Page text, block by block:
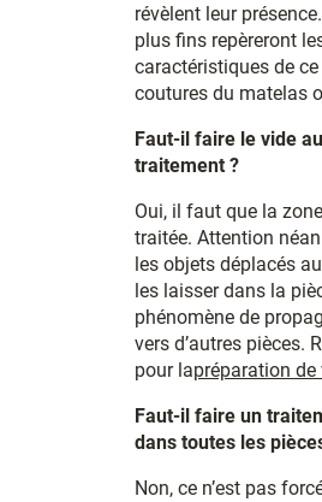
révèlent leur
plus fins repèreront
caractéristiques de
coutures du matelas
Faut-il faire le vide
traitement ?
Oui, il faut que la
traitée. Attention
les objets déplacés
les laisser dans la
phénomène de
vers d’autres pièces.
pour lapréparation
Faut-il faire un
dans toutes les
Non, ce n’est pas